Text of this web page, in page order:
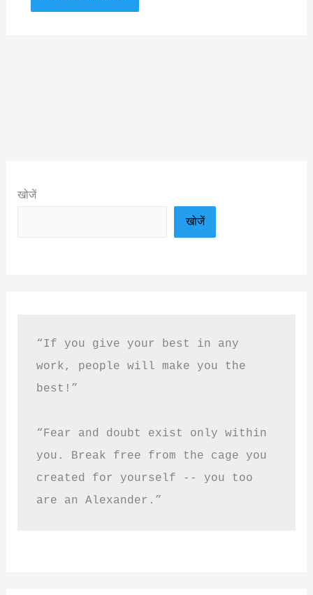
खोजें
खोजें
“If you give your best in any
work, people will make you the
best!”
“Fear and doubt exist only within
you. Break free from the cage you
created for yourself -- you too
are an Alexander.”